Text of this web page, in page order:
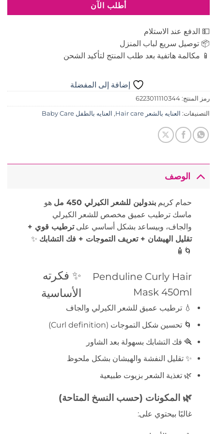
أطلب الآن
💵 الدفع عند الاستلام
📦 توصيل سريع لباب المنزل
📱 مكالمة هاتفية بعد طلب المنتج لتأكيد الشحن
إضافة إلى المفضلة
رمز المنتج: 6223011110344
التصنيفات: العنايه بالشعر Hair care , العنايه بالطفل Baby Care
الوصف
حمام كريم بندولين للشعر الكيرلي 450 مل
هو
ماسك ترطيب عميق مخصص للشعر الكيرلي
والجاف، وبيساعد بشكل أساسي علىترطيب قوي +
تقليل الهيشان + تعريف التموجات + فك التشابك ✨
🌀🧴
Penduline Curly Hair
Mask 450ml
✨ فكرته
الأساسية
💧 ترطيب عميق للشعر الكيرلي والجاف
🌀 تحسين شكل التموجات (Curl definition)
🪮 فك التشابك بسهولة بعد الشاور
✨ تقليل النفشة والهيشان بشكل ملحوظ
🌿 تغذية الشعر بزيوت طبيعية
🌿 المكونات (حسب النسخ المتاحة)
غالبًا بيحتوي على: